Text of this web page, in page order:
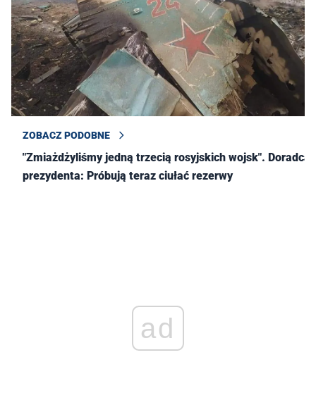
ZOBACZ PODOBNE
"Zmiażdżyliśmy jedną trzecią rosyjskich wojsk". Doradca
prezydenta: Próbują teraz ciułać rezerwy
ad